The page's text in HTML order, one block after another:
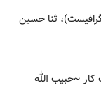
ثنا حسین
~حبیب الله